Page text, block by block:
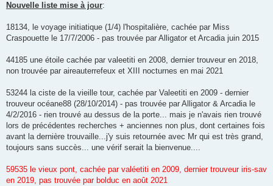
Nouvelle liste mise à jour:
18134, le voyage initiatique (1/4) l'hospitalière, cachée par Miss
Craspouette le 17/7/2006 - pas trouvée par Alligator et Arcadia juin 2015
44185 une étoile cachée par valeetiti en 2008, dernier trouveur en 2018,
non trouvée par aireauterrefeux et XIII nocturnes en mai 2021
53244 la ciste de la vieille tour, cachée par Valeetiti en 2009 - dernier
trouveur océane88 (28/10/2014) - pas trouvée par Alligator & Arcadia le
4/2/2016 - rien trouvé au dessus de la porte... mais je n'avais rien trouvé
lors de précédentes recherches + anciennes non plus, dont certaines fois
avant la dernière trouvaille...j'y suis retournée avec Mr qui est très grand,
toujours sans succès... une vérif serait la bienvenue....
59535 le vieux pont, cachée par valéetiti en 2009, dernier trouveur iris-sav
en 2019, pas trouvée par bolduc en août 2021